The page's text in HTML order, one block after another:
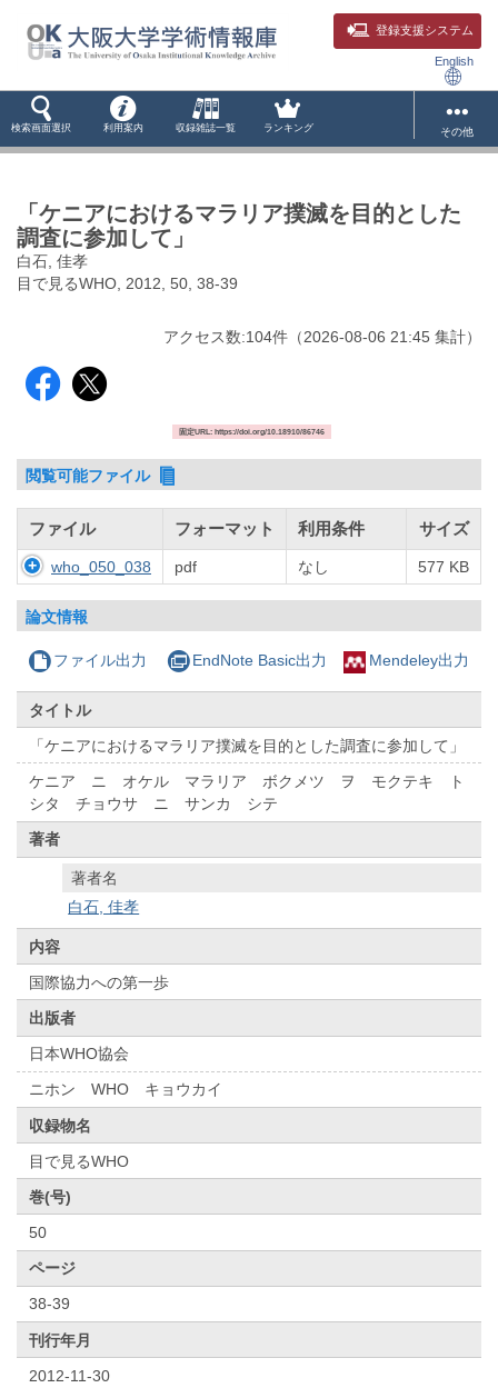
登録支援システム
English
検索画面選択 利用案内 収録雑誌一覧 ランキング その他
「ケニアにおけるマラリア撲滅を目的とした
調査に参加して」
白石, 佳孝
目で見るWHO, 2012, 50, 38-39
アクセス数:104件 （2026-08-06 21:45 集計）
固定URL: https://doi.org/10.18910/86746
閲覧可能ファイル
ファイル フォーマット 利用条件 サイズ
who_050_038 pdf なし 577 KB
論文情報
ファイル出力 EndNote Basic出力 Mendeley出力
タイトル
「ケニアにおけるマラリア撲滅を目的とした調査に参加して」
ケニア ニ オケル マラリア ボクメツ ヲ モクテキ ト
シタ チョウサ ニ サンカ シテ
著者
著者名
白石, 佳孝
内容
国際協力への第一歩
出版者
日本WHO協会
ニホン WHO キョウカイ
収録物名
目で見るWHO
巻(号)
50
ページ
38-39
刊行年月
2012-11-30